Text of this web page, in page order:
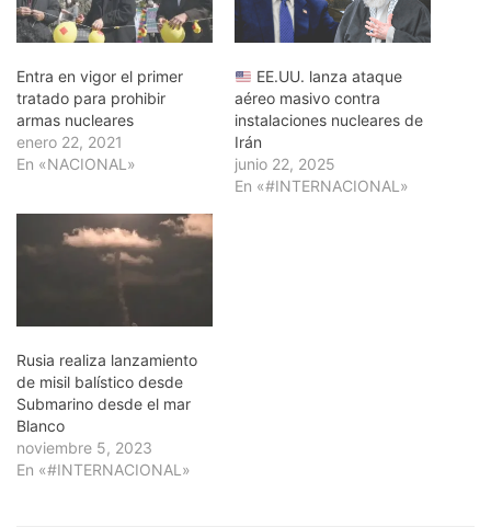
Entra en vigor el primer
tratado para prohibir
armas nucleares
enero 22, 2021
En «NACIONAL»
EE.UU. lanza ataque
aéreo masivo contra
instalaciones nucleares de
Irán
junio 22, 2025
En «#INTERNACIONAL»
Rusia realiza lanzamiento
de misil balístico desde
Submarino desde el mar
Blanco
noviembre 5, 2023
En «#INTERNACIONAL»